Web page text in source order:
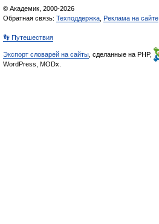
© Академик, 2000-2026
Обратная связь: Техподдержка Реклама на сайте
👣 Путешествия
Экспорт словарей на сайты , сделанные на PHP,
WordPress, MODx.